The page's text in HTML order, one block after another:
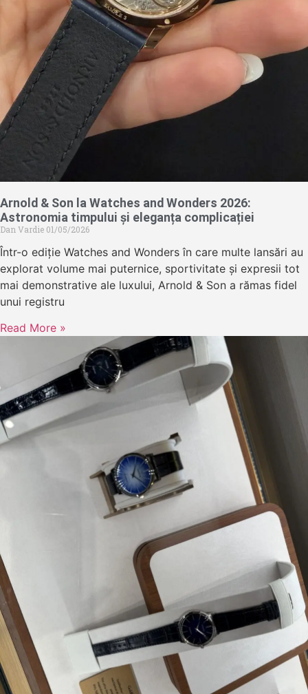
Arnold & Son la Watches and Wonders 2026:
Astronomia timpului și eleganța complicației
Dan Vardie 01/05/2026
Într-o ediție Watches and Wonders în care multe lansări au
explorat volume mai puternice, sportivitate și expresii tot
mai demonstrative ale luxului, Arnold & Son a rămas fidel
unui registru
Read More »